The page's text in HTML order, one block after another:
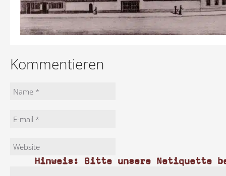
Kommentieren
Hinweis: Bitte unsere Netiquette